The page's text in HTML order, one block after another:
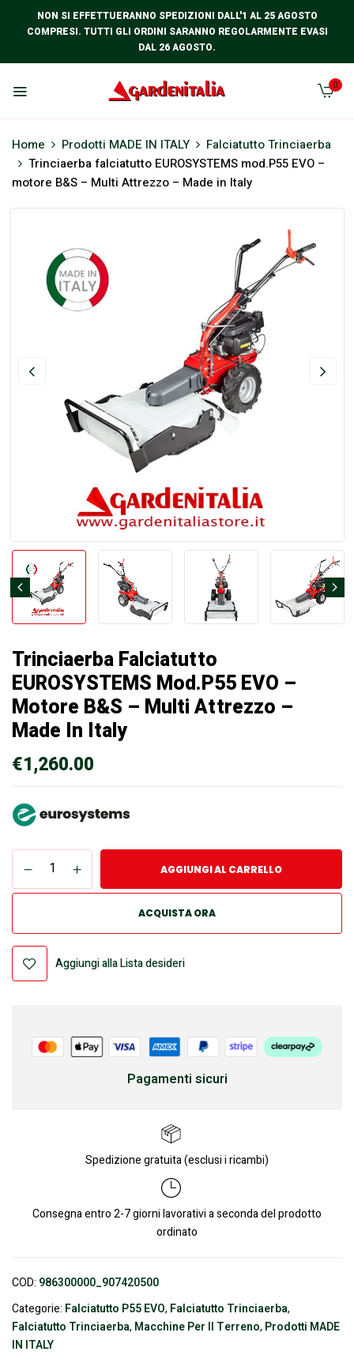
NON SI EFFETTUERANNO SPEDIZIONI DALL'1 AL 25 AGOSTO
COMPRESI. TUTTI GLI ORDINI SARANNO REGOLARMENTE EVASI
DAL 26 AGOSTO.
0
Home Prodotti MADE IN ITALY
Falciatutto Trinciaerba
Trinciaerba falciatutto EUROSYSTEMS mod.P55 EVO –
motore B&S – Multi Attrezzo – Made in Italy
Trinciaerba Falciatutto
EUROSYSTEMS Mod.P55 EVO –
Motore B&S – Multi Attrezzo –
Made In Italy
€1,260.00
AGGIUNGI AL CARRELLO
ACQUISTA ORA
Aggiungi alla Lista desideri
Pagamenti sicuri
Spedizione gratuita (esclusi i ricambi)
Consegna entro 2-7 giorni lavorativi a seconda del prodotto
ordinato
COD: 986300000_907420500
Categorie: Falciatutto P55 EVO, Falciatutto Trinciaerba,
Falciatutto Trinciaerba, Macchine Per Il Terreno, Prodotti MADE
IN ITALY